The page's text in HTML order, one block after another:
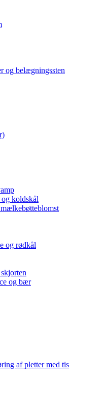
og belægningssten
koldskål
og rødkål
og bær
af pletter med tis